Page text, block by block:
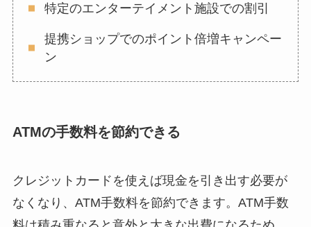
特定のエンターテイメント施設での割引
提携ショップでのポイント倍増キャンペー
ン
ATMの手数料を節約できる
クレジットカードを使えば現金を引き出す必要が
なくなり、ATM手数料を節約できます。ATM手数